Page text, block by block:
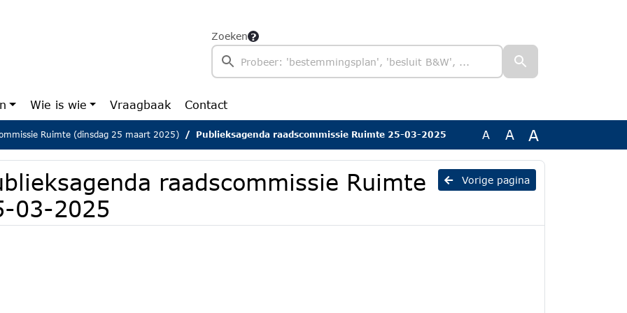
Zoeken
Wie is wie Vraagbaak Contact
Ruimte (dinsdag 25 maart 2025) Publieksagenda raadscommissie Ruimte 25-03-2025 A A A
Vorige pagina
raadscommissie Ruimte
03-2025